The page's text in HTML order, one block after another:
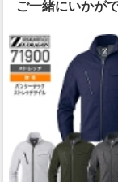
ご一緒にいかが